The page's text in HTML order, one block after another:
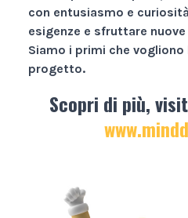
con entusiasmo e
esigenze e sfruttare
Siamo i primi che
progetto.
Scopri di più,